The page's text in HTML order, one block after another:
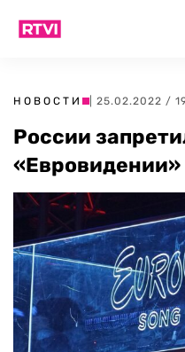
НОВОСТИ | 25.02.2022 /
России
«Евровидении»